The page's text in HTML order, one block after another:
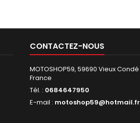
CONTACTEZ-NOUS
MOTOSHOP59, 59690 Vieux Condé
France
Tél. : 0684647950
E-mail : motoshop59@hotmail.fr